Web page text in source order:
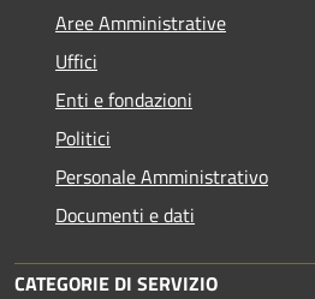
Aree Amministrative
Uffici
Enti e fondazioni
Politici
Personale Amministrativo
Documenti e dati
CATEGORIE DI SERVIZIO